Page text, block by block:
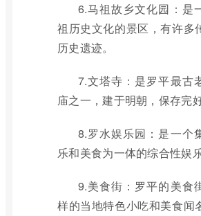
6.马祖故乡文化园：是
祖历史文化的景区，有许多
历史遗迹。
7.文塔寺：是罗平最古
庙之一，建于明朝，保存完好
8.罗水娱乐园：是一个
乐和美食为一体的综合性娱
9.美食街：罗平的美食
样的当地特色小吃和美食闻